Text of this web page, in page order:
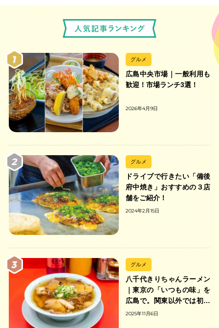
グルメ
広島中央市場｜一般利用も
歓迎！市場ランチ3選！
2026年4月9日
グルメ
ドライブで行きたい「備後
府中焼き」おすすめの３店
舗をご紹介！
2024年2月15日
グルメ
八千代きりちゃんラーメン
｜東京の「いつもの味」を
広島で。関東以外では初の
「ちゃんのれん組合」加盟
2025年11月6日